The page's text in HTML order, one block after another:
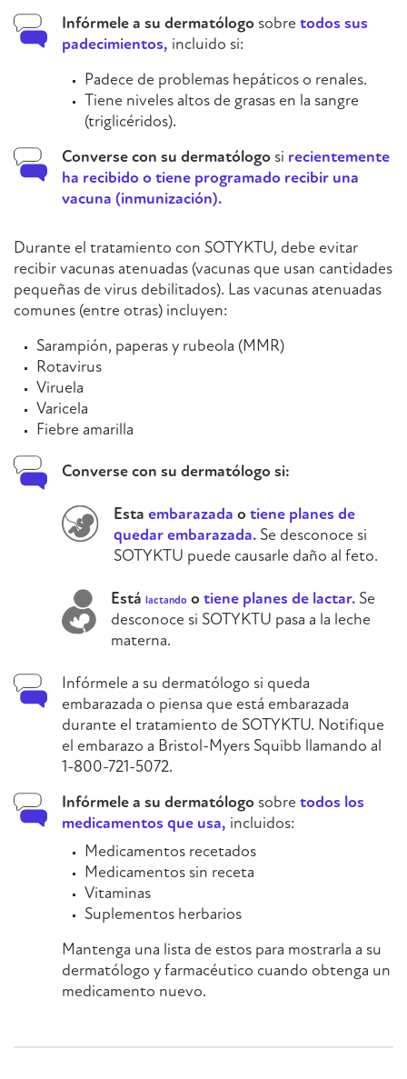
Infórmele a su dermatólogo sobre todos sus
padecimientos, incluido si:
Padece de problemas hepáticos o renales.
Tiene niveles altos de grasas en la sangre
(triglicéridos).
Converse con su dermatólogo si recientemente
ha recibido o tiene programado recibir una
vacuna (inmunización).
Durante el tratamiento con SOTYKTU, debe evitar
recibir vacunas atenuadas (vacunas que usan cantidades
pequeñas de virus debilitados). Las vacunas atenuadas
comunes (entre otras) incluyen:
Sarampión, paperas y rubeola (MMR)
Rotavirus
Viruela
Varicela
Fiebre amarilla
Converse con su dermatólogo si:
Esta embarazada o tiene planes de
quedar embarazada. Se desconoce si
SOTYKTU puede causarle daño al feto.
Está lactando o tiene planes de lactar. Se
desconoce si SOTYKTU pasa a la leche
materna.
Infórmele a su dermatólogo si queda
embarazada o piensa que está embarazada
durante el tratamiento de SOTYKTU. Notifique
el embarazo a Bristol-Myers Squibb llamando al
1-800-721-5072.
Infórmele a su dermatólogo sobre todos los
medicamentos que usa, incluidos:
Medicamentos recetados
Medicamentos sin receta
Vitaminas
Suplementos herbarios
Mantenga una lista de estos para mostrarla a su
dermatólogo y farmacéutico cuando obtenga un
medicamento nuevo.